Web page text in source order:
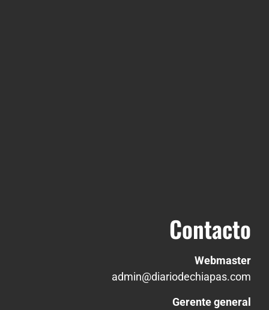
Contacto
Webmaster
admin@diariodechiapas.com
Gerente general